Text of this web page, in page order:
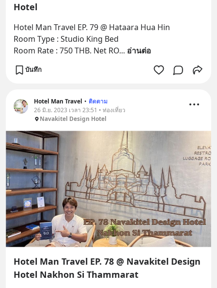
Hotel
Hotel Man Travel EP. 79 @ Hataara Hua Hin
Room Type : Studio King Bed
Room Rate : 750 THB. Net RO... อ่านต่อ
บันทึก
Hotel Man Travel • ติดตาม
26 มิ.ย. 2023 เวลา 23:51 • ท่องเที่ยว
Navakitel Design Hotel
Hotel Man Travel EP. 78 @ Navakitel Design
Hotel Nakhon Si Thammarat